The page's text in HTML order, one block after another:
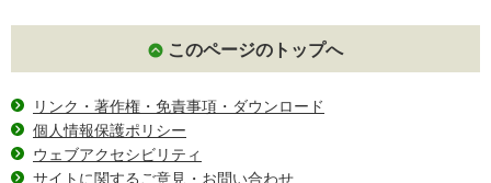
このページのトップへ
リンク・著作権・免責事項・ダウンロード
個人情報保護ポリシー
ウェブアクセシビリティ
サイトに関するご意見・お問い合わせ